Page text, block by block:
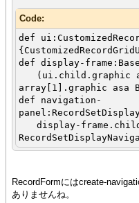
Code:
def
def display-
(ui.child.graphic
array[1].graphic asa
def navigation-
display-
RecordFormにはcreate-
ありませんね。